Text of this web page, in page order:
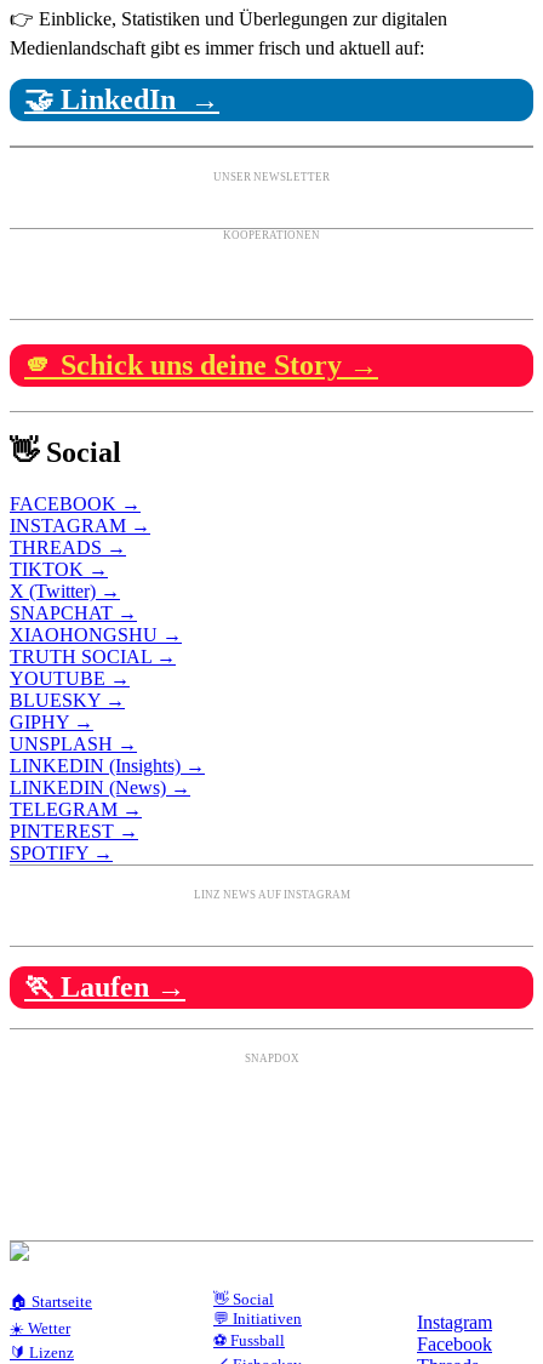
👉 Einblicke, Statistiken und Überlegungen zur digitalen
Medienlandschaft gibt es immer frisch und aktuell auf:
🤝 LinkedIn →
UNSER NEWSLETTER
KOOPERATIONEN
🫵 Schick uns deine Story →
👋 Social
FACEBOOK →
INSTAGRAM →
THREADS →
TIKTOK →
X (Twitter) →
SNAPCHAT →
XIAOHONGSHU →
TRUTH SOCIAL →
YOUTUBE →
BLUESKY →
GIPHY →
UNSPLASH →
LINKEDIN (Insights) →
LINKEDIN (News) →
TELEGRAM →
PINTEREST →
SPOTIFY →
LINZ NEWS AUF INSTAGRAM
🏃 Laufen →
SNAPDOX
🏠 Startseite
☀️ Wetter
🔰 Lizenz
👋 Social
💬 Initiativen
⚽ Fussball
Instagram
Facebook